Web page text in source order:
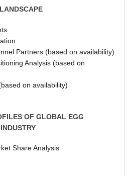
Partners (based on availability)
Analysis (based on
on availability)
OF GLOBAL EGG
Share Analysis